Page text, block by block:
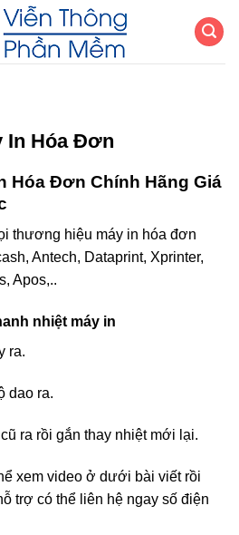
In Hóa Đơn
Hóa Đơn Chính Hãng Giá
thương hiệu máy in hóa đơn
Antech, Dataprint, Xprinter,
Apos,..
nhiệt máy in
ra.
dao ra.
ra rồi gắn thay nhiệt mới lại.
xem video ở dưới bài viết rồi
trợ có thể liên hệ ngay số điện